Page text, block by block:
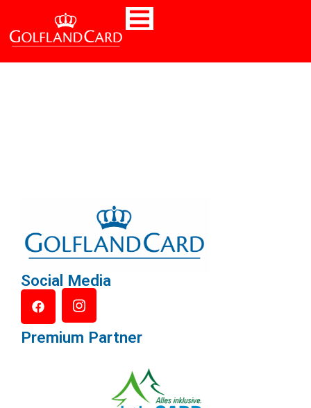
Social Media
Premium Partner